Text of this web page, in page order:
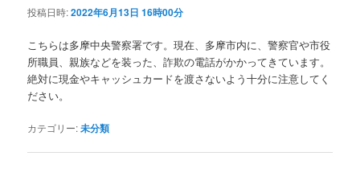
投稿日時:2022年6月13日 16時00分
こちらは多摩中央警察署です。現在、多摩市内に、警察官や市役
所職員、親族などを装った、詐欺の電話がかかってきています。
絶対に現金やキャッシュカードを渡さないよう十分に注意してく
ださい。
カテゴリー:未分類